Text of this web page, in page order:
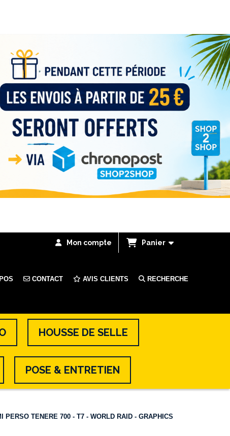
Mon compte Panier
CONTACT AVIS CLIENTS RECHERCHE
HOUSSE DE SELLE
POSE & ENTRETIEN
PERSO TENERE 700 - T7 - WORLD RAID - GRAPHICS